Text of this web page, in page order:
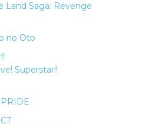
Land Saga: Revenge
no Oto
Superstar!!